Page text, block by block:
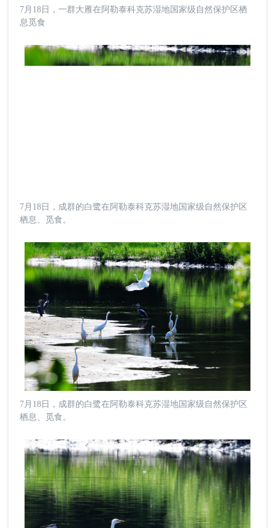
7月18日，一群大雁在阿勒泰科克苏湿地国家级自然保护区栖
息觅食
7月18日，成群的白鹭在阿勒泰科克苏湿地国家级自然保护区
栖息、觅食。
7月18日，成群的白鹭在阿勒泰科克苏湿地国家级自然保护区
栖息、觅食。